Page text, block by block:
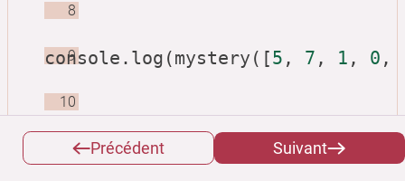
8
9
console . log (mystery ([5 , 7 , 1 , 0 ,
10
La ligne commençant parforcrée ce qu'on
Précédent Suivant